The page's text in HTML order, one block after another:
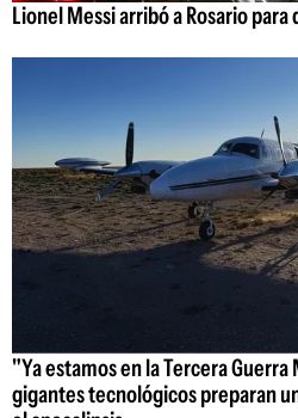
Lionel Messi arribó a Rosario para
"Ya estamos en la Tercera
gigantes tecnológicos preparan